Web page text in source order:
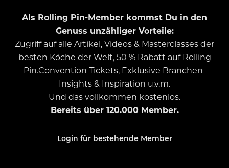
Als Rolling Pin-Member kommst Du in den
Genuss unzähliger Vorteile:
Zugriff auf alle Artikel, Videos & Masterclasses der
besten Köche der Welt, 50 % Rabatt auf Rolling
Pin.Convention Tickets, Exklusive Branchen-
Insights & Inspiration u.v.m.
Und das vollkommen kostenlos.
Bereits über 120.000 Member.
Login für bestehende Member